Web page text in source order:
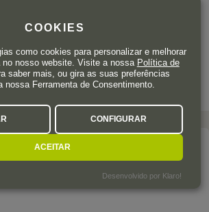
€ / Litro
COOKIES
como cookies para personalizar e melhorar
no nosso website. Visite a nossa Política de
saber mais, ou gira as suas preferências
nossa Ferramenta de Consentimento.
CONFIGURAR
ACEITAR
Desenvolvido por Klaro!